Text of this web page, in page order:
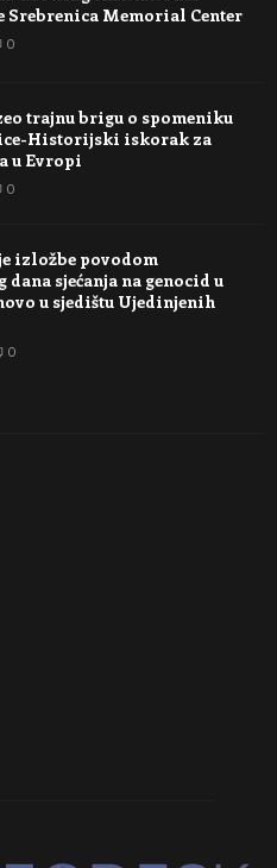
Srebrenica Memorial Center
0
trajnu brigu o spomeniku
Historijski iskorak za
u Evropi
0
izložbe povodom
dana sjećanja na genocid u
u sjedištu Ujedinjenih
0